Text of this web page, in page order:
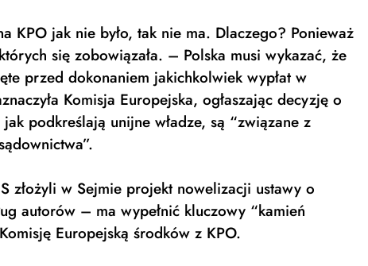
KPO jak nie było, tak nie ma. Dlaczego? Ponieważ
się zobowiązała. – Polska musi wykazać, że
przed dokonaniem jakichkolwiek wypłat w
Komisja Europejska, ogłaszając decyzję o
podkreślają unijne władze, są “związane z
złożyli w Sejmie projekt nowelizacji ustawy o
autorów – ma wypełnić kluczowy “kamień
Europejską środków z KPO.